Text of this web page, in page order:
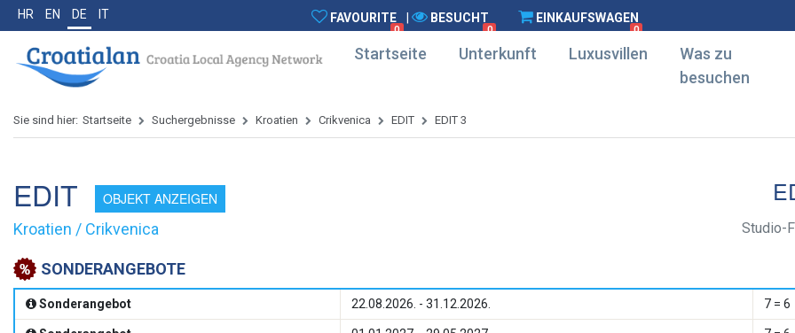
HR EN DE IT FAVOURITE
0
BESUCHT
0
EINKAUFSWAGEN
0
Startseite Unterkunft Luxusvillen
Was zu
besuchen
Sie sind hier: Startseite Suchergebnisse Kroatien Crikvenica EDIT EDIT 3
EDIT OBJEKT ANZEIGEN
Kroatien / Crikvenica Studio-
SONDERANGEBOTE
Sonderangebot 22.08.2026. - 31.12.2026. 7 = 6